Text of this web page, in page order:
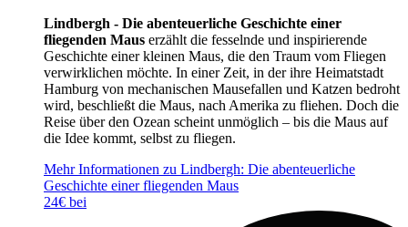
Lindbergh - Die abenteuerliche Geschichte einer
fliegenden Maus erzählt die fesselnde und inspirierende
Geschichte einer kleinen Maus, die den Traum vom Fliegen
verwirklichen möchte. In einer Zeit, in der ihre Heimatstadt
Hamburg von mechanischen Mausefallen und Katzen bedroht
wird, beschließt die Maus, nach Amerika zu fliehen. Doch die
Reise über den Ozean scheint unmöglich – bis die Maus auf
die Idee kommt, selbst zu fliegen.
Mehr Informationen zu Lindbergh: Die abenteuerliche
Geschichte einer fliegenden Maus
24€ bei